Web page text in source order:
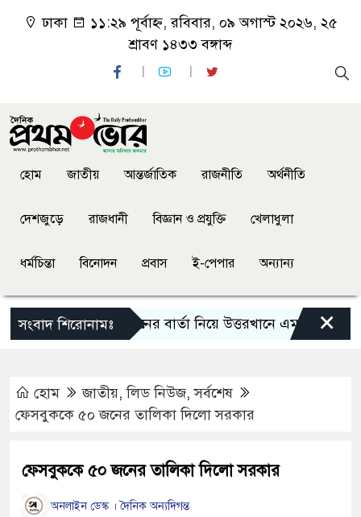
ঢাকা
১১:২৯ পূর্বাহ্ন, রবিবার, ০৯ অগাস্ট ২০২৬, ২৫
শ্রাবণ ১৪৩৩ বঙ্গাব্দ
হোম জাতীয় আন্তর্জাতিক রাজনীতি অর্থনীতি
দেশজুড়ে রাজধানী বিজ্ঞান ও প্রযুক্তি খেলাধুলা
ধর্মচিন্তা বিনোদন প্রবাস ই-পেপার অন্যান্য
সংবাদ শিরোনামঃ
উন্নয়ন ও সবুজায়নের বার্তা নিয়ে উত্তরখানে এমপি এস এম×
হোম জাতীয়,লিড নিউজ,সর্বশেষ
ফেসবুককে ৫০ জনের তালিকা দিলো সরকার
ফেসবুককে ৫০ জনের তালিকা দিলো সরকার
অনলাইন ডেস্ক । দৈনিক অন্যদিগন্ত